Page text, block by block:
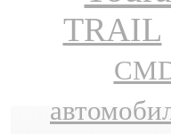
TRAIL